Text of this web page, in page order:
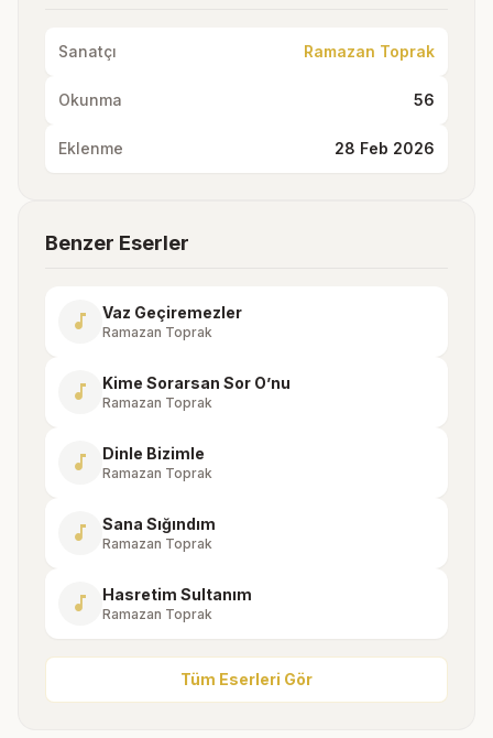
Sanatçı Ramazan Toprak
Okunma 56
Eklenme 28 Feb 2026
Benzer Eserler
music_note Vaz Geçiremezler
Ramazan Toprak
music_note Kime Sorarsan Sor O’nu
Ramazan Toprak
music_note Dinle Bizimle
Ramazan Toprak
music_note Sana Sığındım
Ramazan Toprak
music_note Hasretim Sultanım
Ramazan Toprak
Tüm Eserleri Gör